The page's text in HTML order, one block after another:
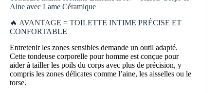
Aine avec Lame Céramique
🔥 AVANTAGE = TOILETTE INTIME PRÉCISE ET
CONFORTABLE
Entretenir les zones sensibles demande un outil adapté.
Cette tondeuse corporelle pour homme est conçue pour
aider à tailler les poils du corps avec plus de précision, y
compris les zones délicates comme l’aine, les aisselles ou le
torse.